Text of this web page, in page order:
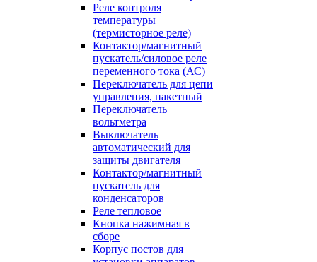
Реле контроля
температуры
(термисторное реле)
Контактор/магнитный
пускатель/силовое реле
переменного тока (АС)
Переключатель для цепи
управления, пакетный
Переключатель
вольтметра
Выключатель
автоматический для
защиты двигателя
Контактор/магнитный
пускатель для
конденсаторов
Реле тепловое
Кнопка нажимная в
сборе
Корпус постов для